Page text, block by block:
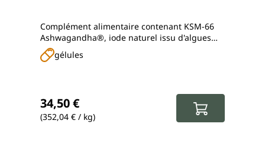
Complément alimentaire contenant KSM-66
Ashwagandha®, iode naturel issu d'algues
brunes, sélénium, tyrosine, zinc, manganèse
et vitamines
gélules
34,50 €
(352,04 € / kg)